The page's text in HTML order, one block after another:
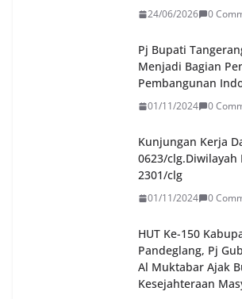
24/06/2026 0
Pj Bupati
Menjadi Bagian
Pembangunan
01/11/2024 0
Kunjungan Kerja
0623/clg.Diwilayah
2301/clg
01/11/2024 0
HUT Ke-150
Pandeglang, Pj
Al Muktabar Ajak
Kesejahteraan